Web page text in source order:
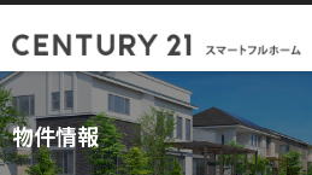
物件情報